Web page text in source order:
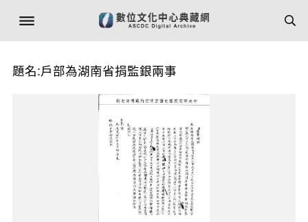
題名:戶部為湖南省捐監銀兩事